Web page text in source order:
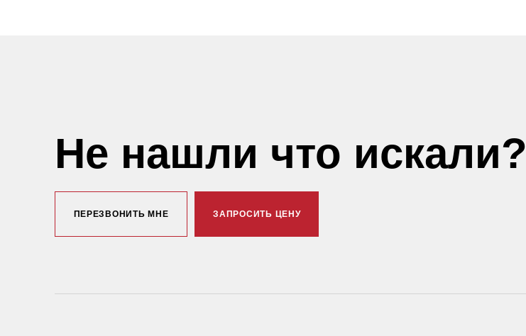
Не нашли что искали?
ПЕРЕЗВОНИТЬ МНЕ ЗАПРОСИТЬ ЦЕНУ